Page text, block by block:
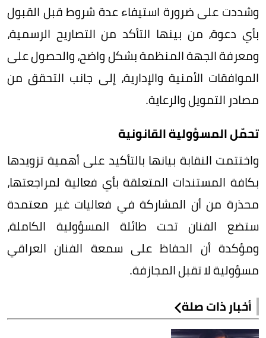
وشددت على ضرورة استيفاء عدة شروط قبل القبول
بأي دعوة، من بينها التأكد من التصاريح الرسمية،
ومعرفة الجهة المنظمة بشكل واضح، والحصول على
الموافقات الأمنية والإدارية، إلى جانب التحقق من
مصادر التمويل والرعاية.
تحمّل المسؤولية القانونية
واختتمت النقابة بيانها بالتأكيد على أهمية تزويدها
بكافة المستندات المتعلقة بأي فعالية لمراجعتها،
محذرة من أن المشاركة في فعاليات غير معتمدة
ستضع الفنان تحت طائلة المسؤولية الكاملة،
ومؤكدة أن الحفاظ على سمعة الفنان العراقي
مسؤولية لا تقبل المجازفة.
أخبار ذات صلة